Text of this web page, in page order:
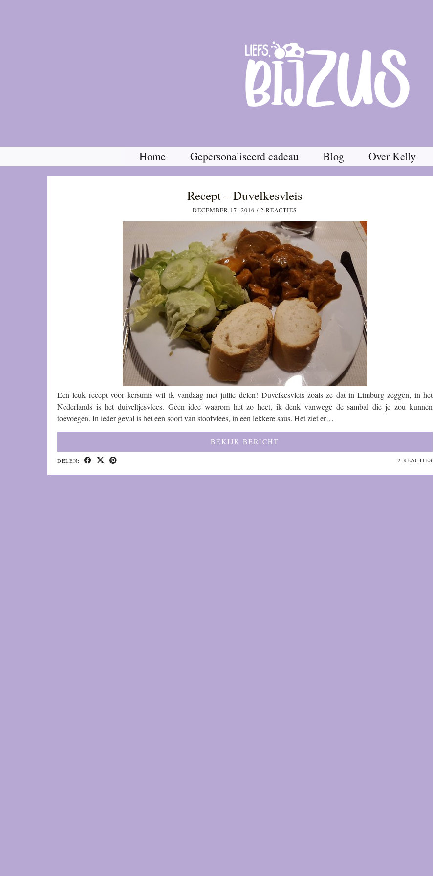
Home Gepersonaliseerd cadeau Blog Over Kelly
Recept – Duvelkesvleis
DECEMBER 17, 2016 / 2 REACTIES
Een leuk recept voor kerstmis wil ik vandaag met jullie delen! Duvelkesvleis zoals ze dat in Limburg zeggen, in het
Nederlands is het duiveltjesvlees. Geen idee waarom het zo heet, ik denk vanwege de sambal die je zou kunnen
toevoegen. In ieder geval is het een soort van stoofvlees, in een lekkere saus. Het ziet er…
BEKIJK BERICHT
DELEN: 2 REACTIES